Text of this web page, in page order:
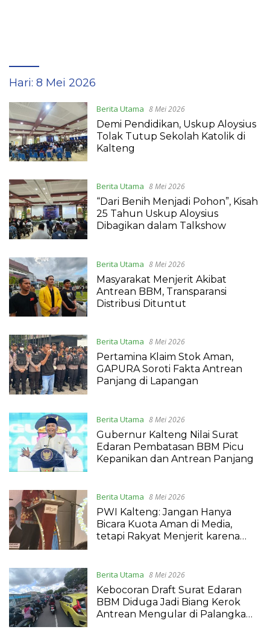
Hari: 8 Mei 2026
Berita Utama 8 Mei 2026
Demi Pendidikan, Uskup Aloysius
Tolak Tutup Sekolah Katolik di
Kalteng
Berita Utama 8 Mei 2026
“Dari Benih Menjadi Pohon”, Kisah
25 Tahun Uskup Aloysius
Dibagikan dalam Talkshow
Berita Utama 8 Mei 2026
Masyarakat Menjerit Akibat
Antrean BBM, Transparansi
Distribusi Dituntut
Berita Utama 8 Mei 2026
Pertamina Klaim Stok Aman,
GAPURA Soroti Fakta Antrean
Panjang di Lapangan
Berita Utama 8 Mei 2026
Gubernur Kalteng Nilai Surat
Edaran Pembatasan BBM Picu
Kepanikan dan Antrean Panjang
Berita Utama 8 Mei 2026
PWI Kalteng: Jangan Hanya
Bicara Kuota Aman di Media,
tetapi Rakyat Menjerit karena
Berita Utama 8 Mei 2026
Kebocoran Draft Surat Edaran
BBM Diduga Jadi Biang Kerok
Antrean Mengular di Palangka